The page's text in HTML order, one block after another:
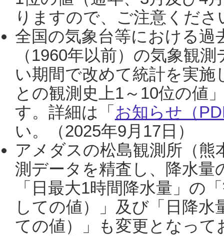
りますので、ご注意くだ
全国の気象台等における過
（1960年以前）の気象観
い期間で改めて統計を実
との観測史上1～10位の値
す。詳細は「 お知らせ（
い。（2025年9月17日）
アメダスの松島観測所（熊
測データを精査し、降水
「日最大1時間降水量」の
しての値）」及び「日降
ての値）」も変更となっ